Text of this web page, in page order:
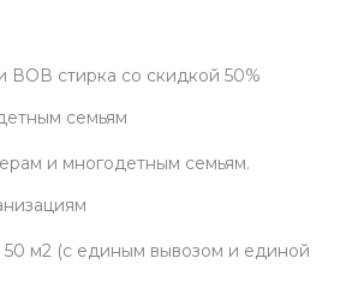
ВОВ стирка со скидкой 50%
семьям
и многодетным семьям.
50 м2 (с единым вывозом и единой